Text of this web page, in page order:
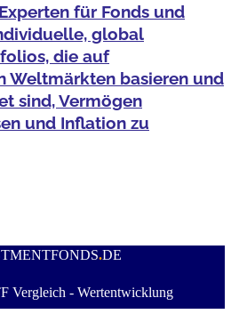
für Fonds und
global
die auf
Weltmärkten basieren und
sind, Vermögen
und Inflation zu
.DE
Vergleich - Wertentwicklung